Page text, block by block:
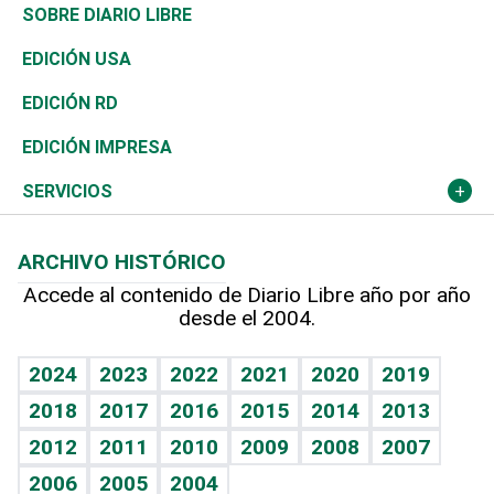
José Boquete
Reportajes
Asia
África
Ocenanía
Caribe
Resto del mundo
Consumo
Vivienda
Telecom.
Global y variable
Economía personal
Belleza
Buena Vida
Sociales
Novedades
Podcast Arte Libre
Hablando con el pediatra
Vida y familia
Eñe
Celebrando la vida
Golf
Ciclismo
Tenis
Olimpismo
Más deportes
Línea de hit
TBT Deportivo
De buena tinta
En Directo
El Espía
Noticiero Poteleche
Columnistas
Más firmas
Clima
Tecnología
Historia
Martes de tecnología
Cambio climático
Mundo
Economía
Revista
Deportes
Opinión
Hecho en casa
Guía del dinero
SOBRE DIARIO LIBRE
EDICIÓN USA
EDICIÓN RD
EDICIÓN IMPRESA
SERVICIOS
Cumpleaños
Horóscopos
Crucigramas
ARCHIVO HISTÓRICO
Accede al contenido de Diario Libre año por año
desde el 2004.
2024 2023 2022 2021 2020
2019
2018
2017 2016 2015 2014
2013
2012
2011 2010 2009 2008
2007
2006
2005 2004